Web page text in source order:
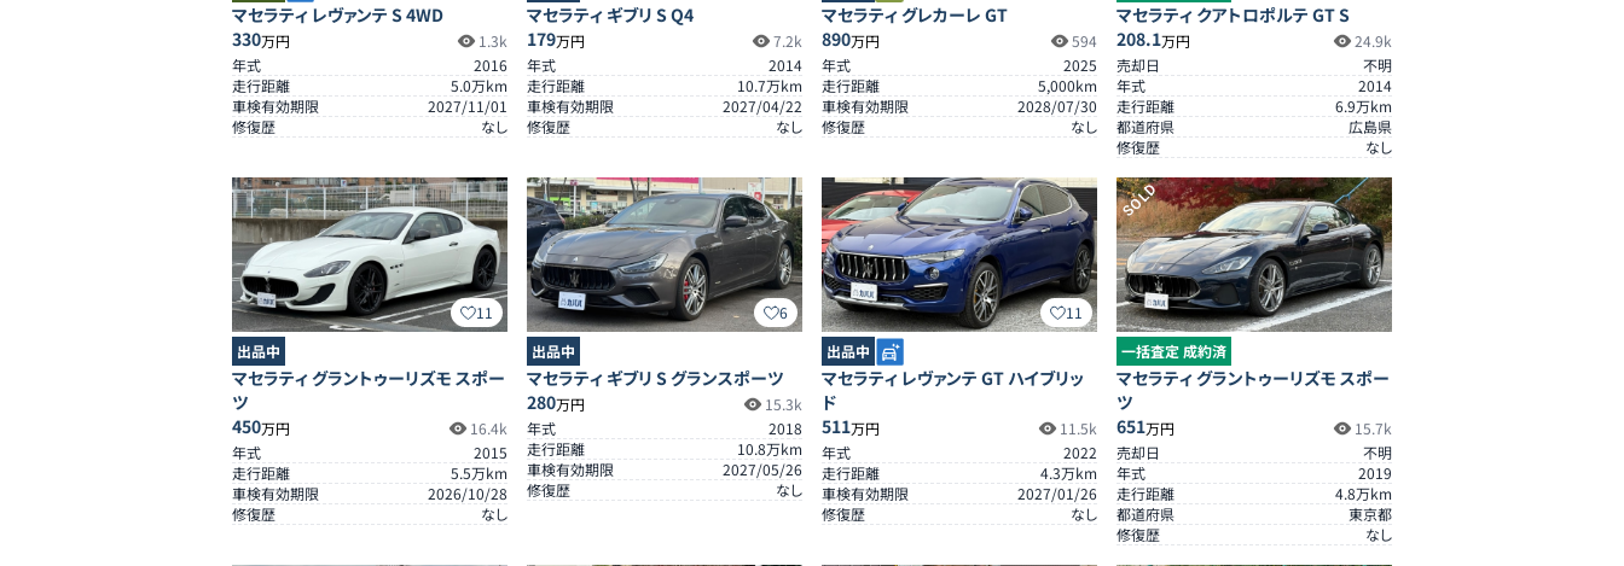
マセラティ レヴァンテ S 4WD
330万円
1.3k
年式
2016
走行距離
5.0万km
車検有効期限
2027/11/01
修復歴
なし
マセラティ ギブリ S Q4
179万円
7.2k
年式
2014
走行距離
10.7万km
車検有効期限
2027/04/22
修復歴
なし
マセラティ グレカーレ GT
890万円
594
年式
2025
走行距離
5,000km
車検有効期限
2028/07/30
修復歴
なし
マセラティ クアトロポルテ GT S
208.1万円
24.9k
売却日
不明
年式
2014
走行距離
6.9万km
都道府県
広島県
修復歴
なし
11
出品中
マセラティ グラントゥーリズモ スポー
ツ
450万円
16.4k
年式
2015
走行距離
5.5万km
車検有効期限
2026/10/28
修復歴
なし
6
出品中
マセラティ ギブリ S グランスポーツ
280万円
15.3k
年式
2018
走行距離
10.8万km
車検有効期限
2027/05/26
修復歴
なし
11
出品中
マセラティ レヴァンテ GT ハイブリッ
ド
511万円
11.5k
年式
2022
走行距離
4.3万km
車検有効期限
2027/01/26
修復歴
なし
SOLD
一括査定 成約済
マセラティ グラントゥーリズモ スポー
ツ
651万円
15.7k
売却日
不明
年式
2019
走行距離
4.8万km
都道府県
東京都
修復歴
なし